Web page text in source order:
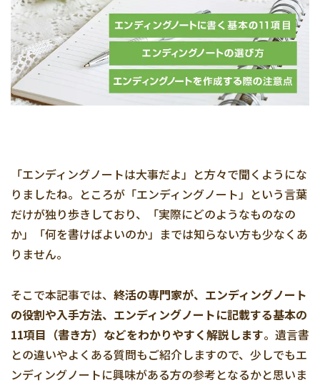
「エンディングノートは大事だよ」と方々で聞くようにな
りましたね。ところが「エンディングノート」という言葉
だけが独り歩きしており、「実際にどのようなものなの
か」「何を書けばよいのか」までは知らない方も少なくあ
りません。
そこで本記事では、 終活の専門家が、エンディングノート
の役割や入手方法、エンディングノートに記載する基本の
11項目（書き方）などをわかりやすく解説します。遺言書
との違いやよくある質問もご紹介しますので、少しでもエ
ンディングノートに興味がある方の参考となるかと思いま